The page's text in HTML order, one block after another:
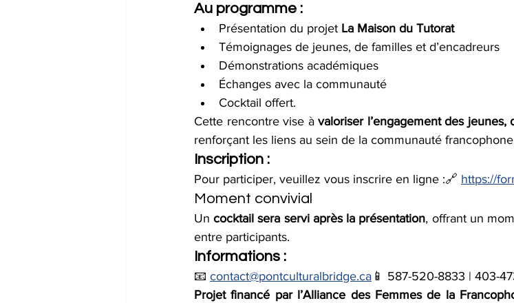
Au programme :
Présentation du projet La Maison du Tutorat
Témoignages de jeunes, de familles et d’encadreurs
Démonstrations académiques
Échanges avec la communauté
Cocktail offert.
Cette rencontre vise à valoriser l’engagement des
renforçant les liens au sein de la communauté
Inscription :
Pour participer, veuillez vous inscrire en ligne :🔗 https://
Moment convivial
Un cocktail sera servi après la présentation, offrant un
entre participants.
Informations :
📧 contact@pontculturalbridge.ca 📱 587-520-8833 | 403-
Projet financé par l’Alliance des Femmes de la